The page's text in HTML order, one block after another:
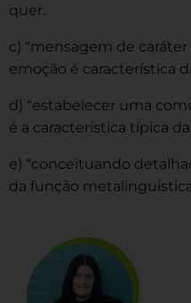
quer.
c) “mensagem de
emoção é característica
d) “estabelecer uma
é a característica típica
e) “conceituando
da função